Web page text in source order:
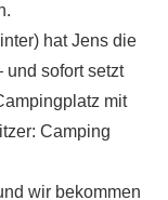
hat Jens die
und sofort setzt
mit
Camping
wir bekommen